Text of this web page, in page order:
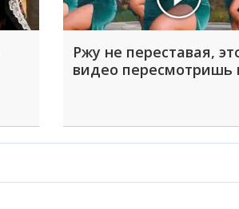
Ржу не переставая,
видео пересмотришь